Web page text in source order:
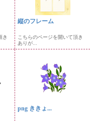
き
縦のフレーム
こちらのページを開いて頂き
ありが...
png ききょ...